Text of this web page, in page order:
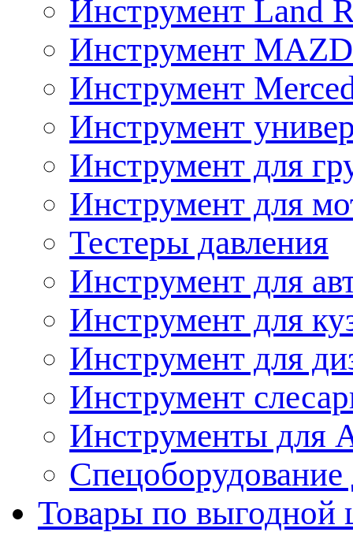
Инструмент Land
Инструмент
Инструмент
Инструмент
Инструмент для
Инструмент для
Тестеры давления
Инструмент для
Инструмент для
Инструмент для
Инструмент
Инструменты
Спецоборудование
Товары по выгодной